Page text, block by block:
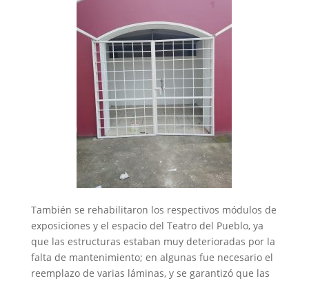
También se rehabilitaron los respectivos módulos de
exposiciones y el espacio del Teatro del Pueblo, ya
que las estructuras estaban muy deterioradas por la
falta de mantenimiento; en algunas fue necesario el
reemplazo de varias láminas, y se garantizó que las